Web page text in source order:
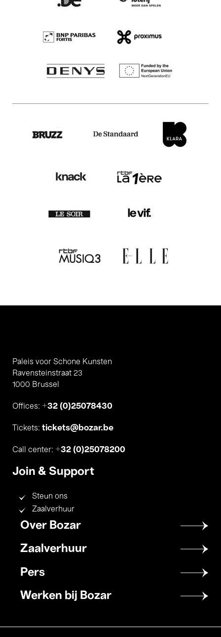
Paleis voor Schone Kunsten
Ravensteinstraat 23
1000 Brussel
Offices: +32 (0)25078430
Tickets: tickets@bozar.be
Call center: +32 (0)25078200
Join & Support
Steun ons
Zaalverhuur
Footer
menu
Over Bozar
Zaalverhuur
Pers
Werken bij Bozar